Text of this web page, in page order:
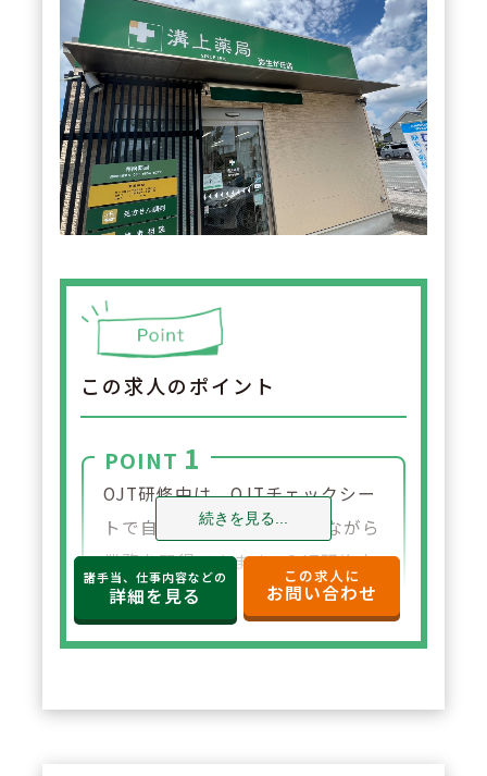
この求人のポイント
POINT 1
OJT研修中は、OJTチェックシー
トで自分の到達度を確認しながら
業務を習得できます。OJT研修中
は＋1名の配置なので病院からの
キャリアチェンジ、第二新卒や新
続きを見る...
諸手当、仕事内容などの
詳細を見る
この求人に
お問い合わせ